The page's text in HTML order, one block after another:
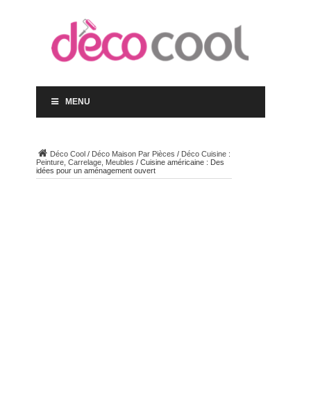
MENU
Déco Cool/ Déco Maison Par Pièces / Déco Cuisine :
Peinture, Carrelage, Meubles / Cuisine américaine : Des
idées pour un aménagement ouvert